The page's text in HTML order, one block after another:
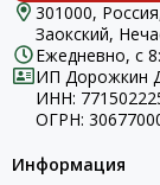
301000,
Заокский,
Ежедневно, с
ИП Дорожкин
ИНН:
ОГРН:
Информация